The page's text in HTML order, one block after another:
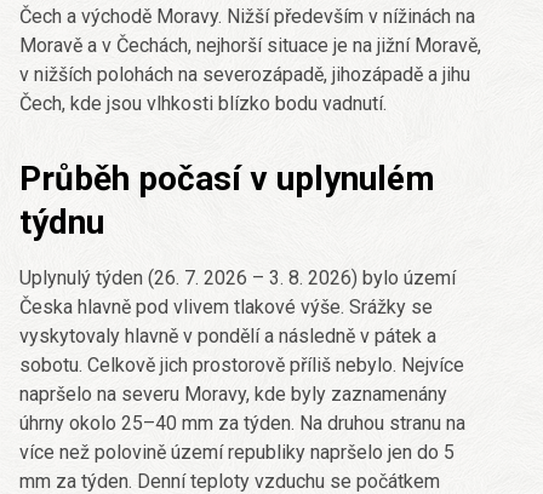
Čech a východě Moravy. Nižší především v nížinách na
Moravě a v Čechách, nejhorší situace je na jižní Moravě,
v nižších polohách na severozápadě, jihozápadě a jihu
Čech, kde jsou vlhkosti blízko bodu vadnutí.
Průběh počasí v uplynulém
týdnu
Uplynulý týden (26. 7. 2026 – 3. 8. 2026) bylo území
Česka hlavně pod vlivem tlakové výše. Srážky se
vyskytovaly hlavně v pondělí a následně v pátek a
sobotu. Celkově jich prostorově příliš nebylo. Nejvíce
napršelo na severu Moravy, kde byly zaznamenány
úhrny okolo 25–40 mm za týden. Na druhou stranu na
více než polovině území republiky napršelo jen do 5
mm za týden. Denní teploty vzduchu se počátkem